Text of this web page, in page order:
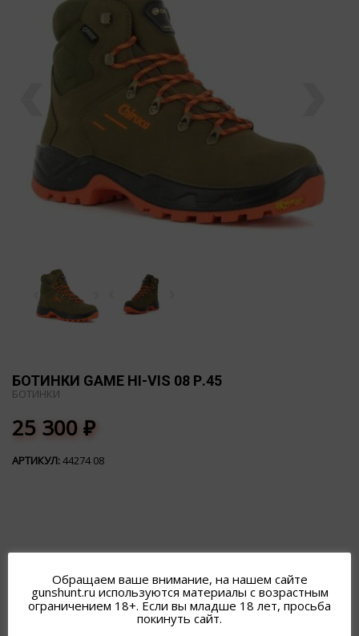
БОТИНКИ GAME HI-VIS 08 Р.45
БОТИНКИ
25 300₽
АРТИКУЛ:44274 08
ПОХОЖИЕ ТОВАРЫ
Обращаем ваше внимание, на нашем сайте
gunshunt.ru используются материалы с возрастным
ограничением 18+. Если вы младше 18 лет, просьба
покинуть сайт.